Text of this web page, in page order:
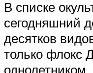
В списке
сегодняшний
десятков
только флокс